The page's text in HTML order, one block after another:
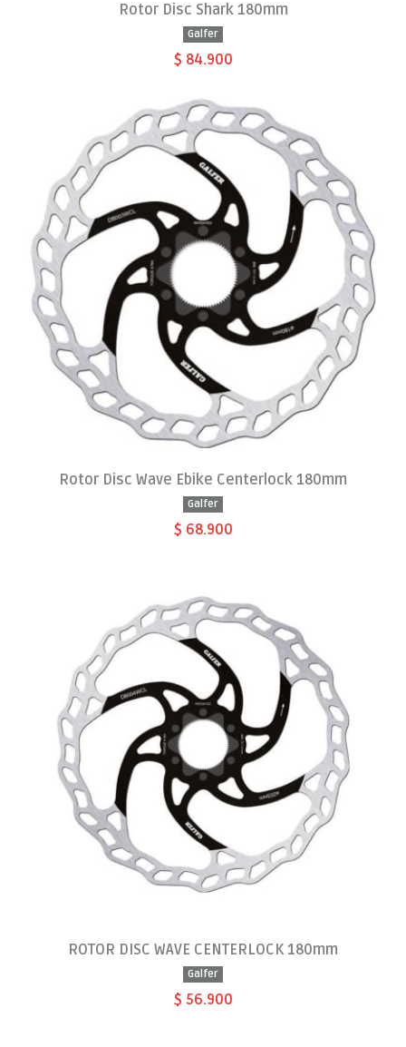
Rotor Disc Shark 180mm
Galfer
$ 84.900
Rotor Disc Wave Ebike Centerlock 180mm
Galfer
$ 68.900
ROTOR DISC WAVE CENTERLOCK 180mm
Galfer
$ 56.900